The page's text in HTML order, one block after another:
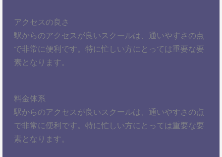
アクセスの良さ
駅からのアクセスが良いスクールは、通いやすさの点
で非常に便利です。特に忙しい方にとっては重要な要
素となります。
料金体系
駅からのアクセスが良いスクールは、通いやすさの点
で非常に便利です。特に忙しい方にとっては重要な要
素となります。